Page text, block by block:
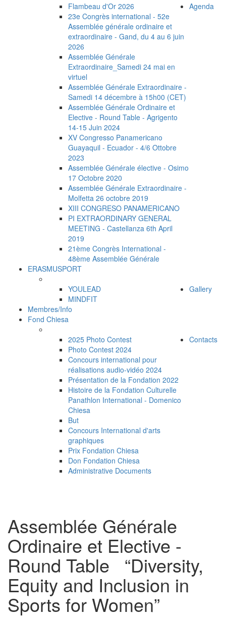
Flambeau d'Or 2026
23e Congrès international - 52e
Assemblée générale ordinaire et
extraordinaire - Gand, du 4 au 6 juin
2026
Assemblée Générale
Extraordinaire_Samedi 24 mai en
virtuel
Assemblée Générale Extraordinaire -
Samedi 14 décembre à 15h00 (CET)
Assemblée Générale Ordinaire et
Elective - Round Table - Agrigento
14-15 Juin 2024
XV Congresso Panamericano
Guayaquil - Ecuador - 4/6 Ottobre
2023
Assemblée Générale élective - Osimo
17 Octobre 2020
Assemblée Générale Extraordinaire -
Molfetta 26 octobre 2019
XIII CONGRESO PANAMERICANO
PI EXTRAORDINARY GENERAL
MEETING - Castellanza 6th April
2019
21ème Congrès International -
48ème Assemblée Générale
Agenda
ERASMUSPORT
YOULEAD
MINDFIT
Gallery
Membres/Info
Fond Chiesa
2025 Photo Contest
Photo Contest 2024
Concours international pour
réalisations audio-vidéo 2024
Présentation de la Fondation 2022
Histoire de la Fondation Culturelle
Panathlon International - Domenico
Chiesa
But
Concours International d'arts
graphiques
Prix Fondation Chiesa
Don Fondation Chiesa
Administrative Documents
Contacts
Assemblée Générale
Ordinaire et Elective -
Round Table “Diversity,
Equity and Inclusion in
Sports for Women”